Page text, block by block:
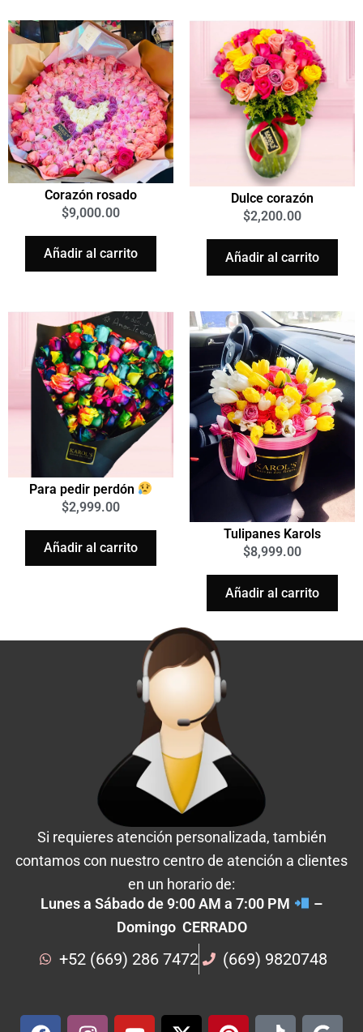
Corazón rosado
$9,000.00
Añadir al carrito
Dulce corazón
$2,200.00
Añadir al carrito
Para pedir perdón
$2,999.00
Añadir al carrito
Tulipanes Karols
$8,999.00
Añadir al carrito
Si requieres atención personalizada, también
contamos con nuestro centro de atención a clientes
en un horario de:
Lunes a Sábado de 9:00 AM a 7:00 PM
–
Domingo CERRADO
+52 (669) 286 7472 (669) 9820748